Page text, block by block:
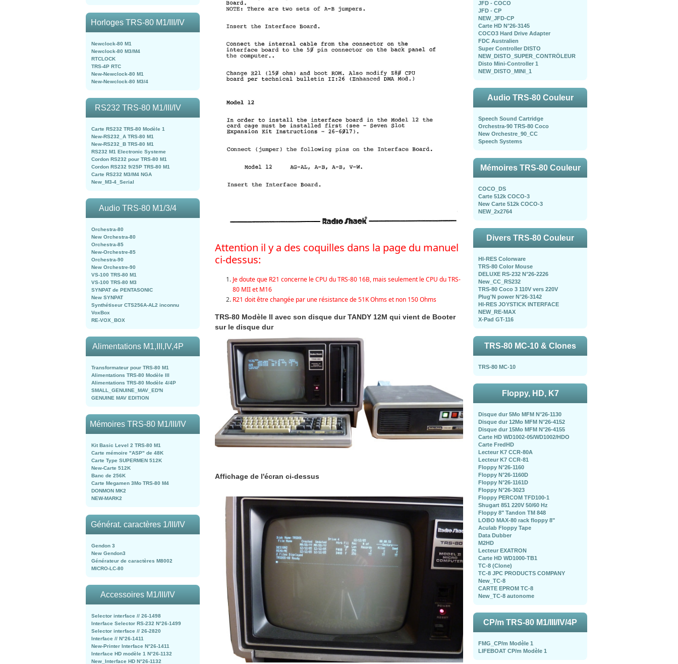
Horloges TRS-80 M1/III/IV
Newclock-80 M1
Newclock-80 M3/M4
RTCLOCK
TRS-4P RTC
New-Newclock-80 M1
New-Newclock-80 M3/4
RS232 TRS-80 M1/III/IV
Carte RS232 TRS-80 Modèle 1
New-RS232_A TRS-80 M1
New-RS232_B TRS-80 M1
RS232 M1 Electronic Systeme
Cordon RS232 pour TRS-80 M1
Cordon RS232 9/25P TRS-80 M1
Carte RS232 M3/M4 NGA
New_M3-4_Serial
Audio TRS-80 M1/3/4
Orchestra-80
New Orchestra-80
Orchestra-85
New-Orchestre-85
Orchestra-90
New Orchestre-90
VS-100 TRS-80 M1
VS-100 TRS-80 M3
SYNPAT de PENTASONIC
New SYNPAT
Synthétiseur CTS256A-AL2 inconnu
VoxBox
RE-VOX_BOX
Alimentations M1,III,IV,4P
Transformateur pour TRS-80 M1
Alimentations TRS-80 Modèle III
Alimentations TRS-80 Modèle 4/4P
SMALL_GENUINE_MAV_ED'N
GENUINE MAV EDITION
Mémoires TRS-80 M1/III/IV
Kit Basic Level 2 TRS-80 M1
Carte mémoire "ASP" de 48K
Carte Type SUPERMEN 512K
New-Carte 512K
Banc de 256K
Carte Megamen 3Mo TRS-80 M4
DONMON MK2
NEW-MARK2
Générat. caractères 1/III/IV
Gendon 3
New Gendon3
Générateur de caractères M8002
MICRO-LC-80
Accessoires M1/III/IV
Selector interface // 26-1498
Interface Selector RS-232 N°26-1499
Selector interface // 26-2820
Interface // N°26-1411
New-Printer Interface N°26-1411
Interface HD modèle 1 N°26-1132
New_Interface HD N°26-1132
Attention il y a des coquilles dans la page du manuel
ci-dessus:
Je doute que R21 concerne le CPU du TRS-80 16B, mais seulement le CPU du TRS-
80 MII et M16
R21 doit être changée par une résistance de 51K Ohms et non 150 Ohms
TRS-80 Modèle II avec son disque dur TANDY 12M qui vient de Booter
sur le disque dur
Affichage de l'écran ci-dessus
JFD - COCO
JFD - CP
NEW_JFD-CP
Carte HD N°26-3145
COCO3 Hard Drive Adapter
FDC Australien
Super Controller DISTO
NEW_DISTO_SUPER_CONTRÖLEUR
Disto Mini-Controller 1
NEW_DISTO_MINI_1
Audio TRS-80 Couleur
Speech Sound Cartridge
Orchestra-90 TRS-80 Coco
New Orchestre_90_CC
Speech Systems
Mémoires TRS-80 Couleur
COCO_DS
Carte 512k COCO-3
New Carte 512k COCO-3
NEW_2x2764
Divers TRS-80 Couleur
HI-RES Colorware
TRS-80 Color Mouse
DELUXE RS-232 N°26-2226
New_CC_RS232
TRS-80 Coco 3 110V vers 220V
Plug'N power N°26-3142
HI-RES JOYSTICK INTERFACE
NEW_RE-MAX
X-Pad GT-116
TRS-80 MC-10 & Clones
TRS-80 MC-10
Floppy, HD, K7
Disque dur 5Mo MFM N°26-1130
Disque dur 12Mo MFM N°26-4152
Disque dur 15Mo MFM N°26-4155
Carte HD WD1002-05/WD1002/HDO
Carte FredHD
Lecteur K7 CCR-80A
Lecteur K7 CCR-81
Floppy N°26-1160
Floppy N°26-1160D
Floppy N°26-1161D
Floppy N°26-3023
Floppy PERCOM TFD100-1
Shugart 851 220V 50/60 Hz
Floppy 8" Tandon TM 848
LOBO MAX-80 rack floppy 8"
Aculab Floppy Tape
Data Dubber
M2HD
Lecteur EXATRON
Carte HD WD1000-TB1
TC-8 (Clone)
TC-8 JPC PRODUCTS COMPANY
New_TC-8
CARTE EPROM TC-8
New_TC-8 autonome
CP/m TRS-80 M1/III/IV/4P
FMG_CP/m Modèle 1
LIFEBOAT CP/m Modèle 1